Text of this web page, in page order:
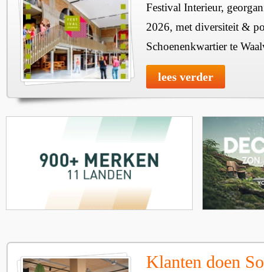
Festival Interieur,
2026, met diversiteit &
Schoenenkwartier te
lees verder
Klanten doen